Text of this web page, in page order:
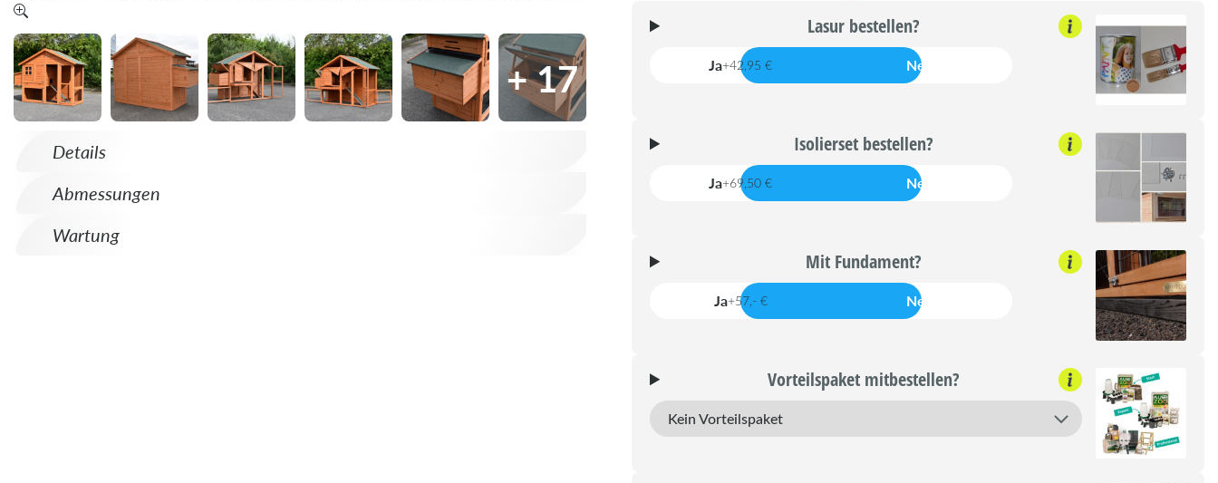
+ 17
Details
Abmessungen
Wartung
Lasur bestellen?
Ja+42,95 € Nein
Isolierset bestellen?
Ja+69,50 € Nein
Mit Fundament?
Ja+57,- € Nein
Vorteilspaket mitbestellen?